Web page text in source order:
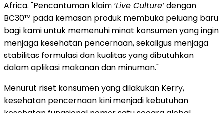
Africa. "Pencantuman klaim ‘Live Culture’dengan
BC30™ pada kemasan produk membuka peluang baru
bagi kami untuk memenuhi minat konsumen yang ingin
menjaga kesehatan pencernaan, sekaligus menjaga
stabilitas formulasi dan kualitas yang dibutuhkan
dalam aplikasi makanan dan minuman."
Menurut riset konsumen yang dilakukan Kerry,
kesehatan pencernaan kini menjadi kebutuhan